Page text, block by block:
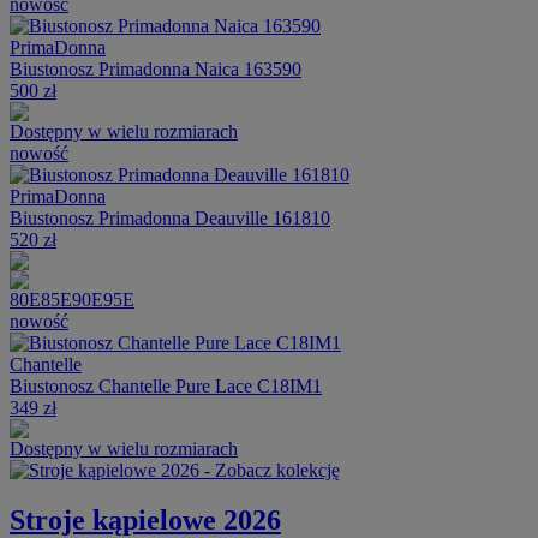
PrimaDonna
Biustonosz Primadonna Naica 163590
500 zł
Dostępny w wielu rozmiarach
nowość
PrimaDonna
Biustonosz Primadonna Deauville 161810
520 zł
80E85E90E95E
nowość
Chantelle
Biustonosz Chantelle Pure Lace C18IM1
349 zł
Dostępny w wielu rozmiarach
Stroje kąpielowe 2026